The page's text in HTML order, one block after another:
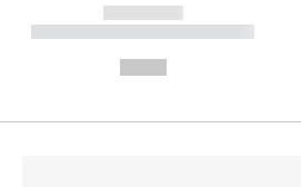
------------
----------- ----------- ----------